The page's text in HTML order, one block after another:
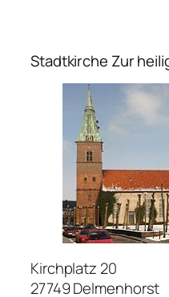
Stadtkirche Zur
Kirchplatz 20
27749 Delmenhorst